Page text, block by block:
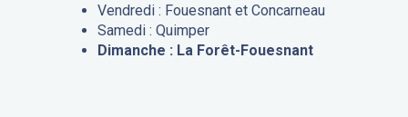
Vendredi : Fouesnant et Concarneau
Samedi : Quimper
Dimanche : La Forêt-Fouesnant